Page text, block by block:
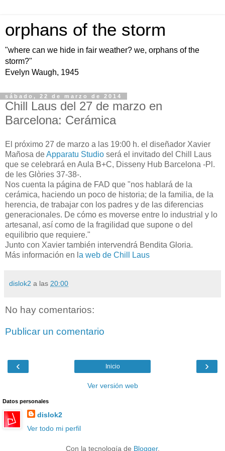
orphans of the storm
"where can we hide in fair weather? we, orphans of the
storm?"
Evelyn Waugh, 1945
sábado, 22 de marzo de 2014
Chill Laus del 27 de marzo en
Barcelona: Cerámica
El próximo 27 de marzo a las 19:00 h. el diseñador Xavier
Mañosa deApparatu Studio será el invitado del Chill Laus
que se celebrará en Aula B+C, Disseny Hub Barcelona -Pl.
de les Glòries 37-38-.
Nos cuenta la página de FAD que "nos hablará de la
cerámica, haciendo un poco de historia; de la familia, de la
herencia, de trabajar con los padres y de las diferencias
generacionales. De cómo es moverse entre lo industrial y lo
artesanal, así como de la fragilidad que supone o del
equilibrio que requiere."
Junto con Xavier también intervendrá Bendita Gloria.
Más información en l a web de Chill Laus
dislok2 a las 20:00
No hay comentarios:
Publicar un comentario
‹ ›
Inicio
Ver versión web
Datos personales
dislok2
Ver todo mi perfil
Con la tecnología de Blogger.